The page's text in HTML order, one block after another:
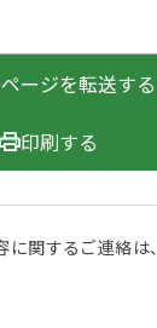
ージを転送する
印刷する
関するご連絡は、